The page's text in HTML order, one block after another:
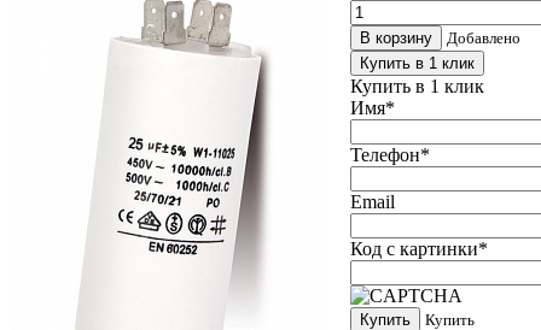
В корзину
Добавлено
Купить в 1 клик
Купить в 1 клик
Имя*
Телефон*
Email
Код с картинки*
Купить Купить